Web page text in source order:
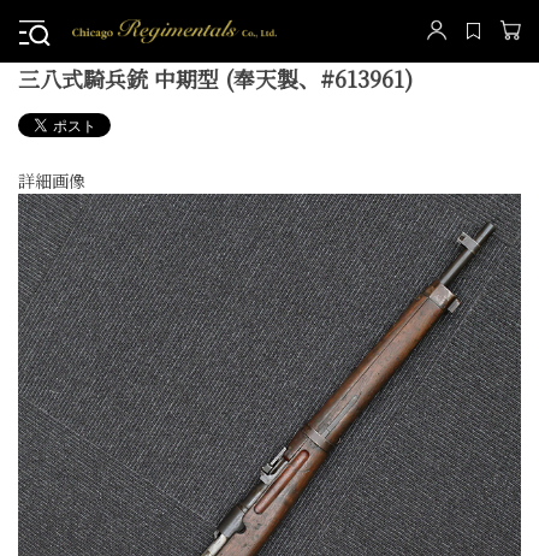
三八式騎兵銃 中期型 (奉天製、#613961)
詳細画像